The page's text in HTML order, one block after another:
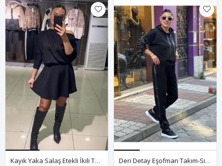
Kayık Yaka Salaş Etekli İkili Takım-Siyah Deri Detay Eşofman Takım-Siyah